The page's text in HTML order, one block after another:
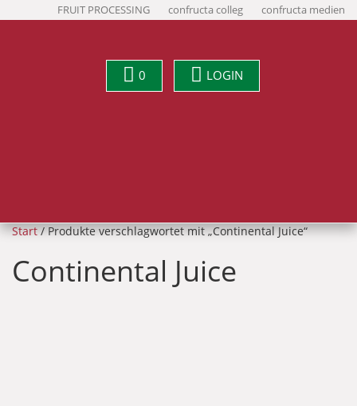
FRUIT PROCESSING confructa colleg confructa medien
0 LOGIN
Start/ Produkte verschlagwortet mit „Continental Juice“
Continental Juice